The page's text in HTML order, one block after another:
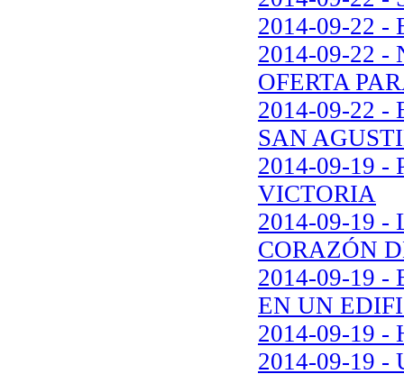
2014-09-22 -
2014-09-22 -
OFERTA
2014-09-22 -
SAN
2014-09-19 -
VICTORIA
2014-09-19 -
CORAZÓN
2014-09-19 -
EN UN
2014-09-19 -
2014-09-19 -